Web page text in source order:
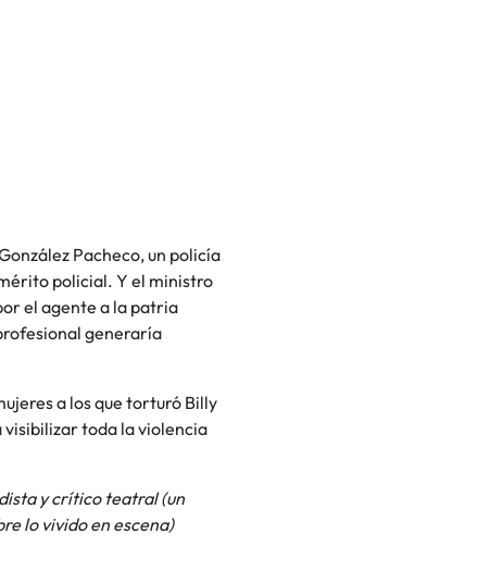
Pacheco, un policía
policial. Y el ministro
el agente a la patria
generaría
a los que torturó Billy
visibilizar toda la violencia
y crítico teatral(un
lo vivido en escena)